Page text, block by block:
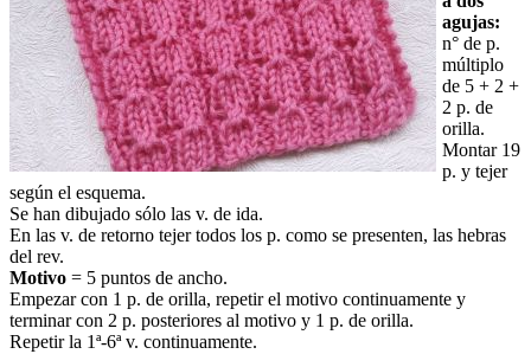
agujas:
n° de p.
múltiplo
de 5 + 2 +
2 p. de
orilla.
Montar 19
p. y tejer
según el esquema.
Se han dibujado sólo las v. de ida.
En las v. de retorno tejer todos los p. como se presenten, las hebras
del rev.
Motivo = 5 puntos de ancho.
Empezar con 1 p. de orilla, repetir el motivo continuamente y
terminar con 2 p. posteriores al motivo y 1 p. de orilla.
Repetir la 1ª-6ª v. continuamente.